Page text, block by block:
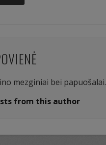
mezginiai bei papuošalai.
from this author